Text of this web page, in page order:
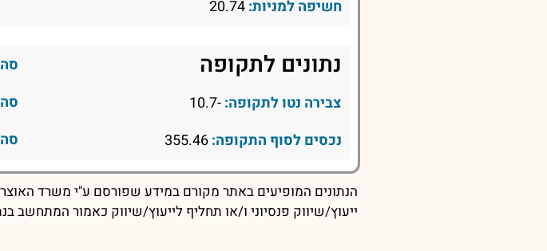
חשיפה למניות:
נתונים לתקופה
צבירה נטו לתקופה:-10.7
נכסים לסוף התקופה:
הנתונים המופיעים באתר מקורם במידע שפורסם ע"י משרד
ייעוץ/שיווק פנסיוני ו/או תחליף לייעוץ/שיווק כאמור המתחשב